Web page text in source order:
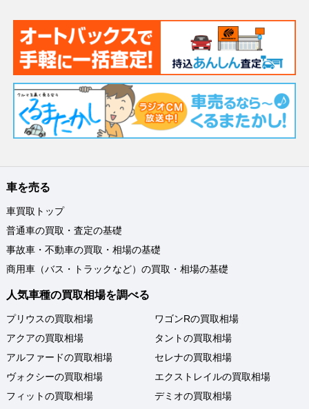
車を売る
車買取トップ
普通車の買取・査定の基礎
事故車・不動車の買取・相場の基礎
商用車（バス・トラックなど）の買取・相場の基礎
人気車種の買取相場を調べる
プリウスの買取相場
アクアの買取相場
アルファードの買取相場
ヴォクシーの買取相場
フィットの買取相場
ワゴンRの買取相場
タントの買取相場
セレナの買取相場
エクストレイルの買取相場
デミオの買取相場